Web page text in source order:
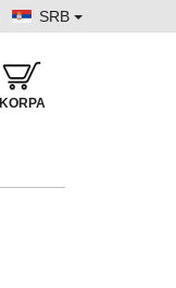
SRB
KORPA